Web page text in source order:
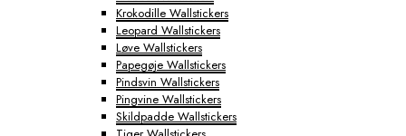
Krokodille Wallstickers
Leopard Wallstickers
Løve Wallstickers
Papegøje Wallstickers
Pindsvin Wallstickers
Pingvine Wallstickers
Skildpadde Wallstickers